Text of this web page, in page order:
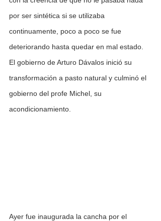
por ser sintética si se utilizaba
continuamente, poco a poco se fue
deteriorando hasta quedar en mal estado.
El gobierno de Arturo Dávalos inició su
transformación a pasto natural y culminó el
gobierno del profe Michel, su
acondicionamiento.
Ayer fue inaugurada la cancha por el